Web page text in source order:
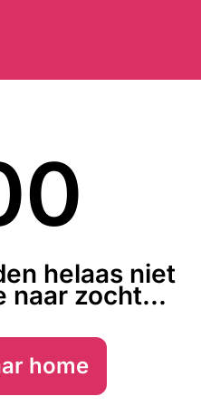
helaas niet
naar zocht...
home